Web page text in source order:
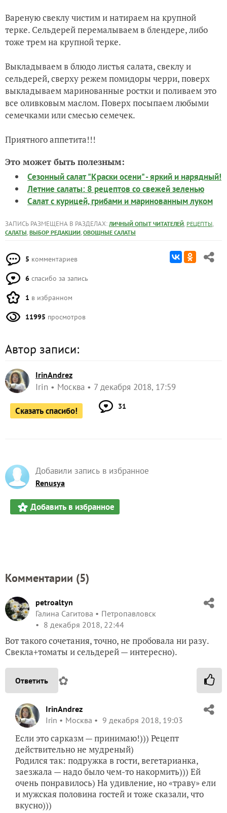
Вареную свеклу чистим и натираем на крупной
терке. Сельдерей перемалываем в блендере, либо
тоже трем на крупной терке.
Выкладываем в блюдо листья салата, свеклу и
сельдерей, сверху режем помидоры черри, поверх
выкладываем маринованные ростки и поливаем это
все оливковым маслом. Поверх посыпаем любыми
семечками или смесью семечек.
Приятного аппетита!!!
Это может быть полезным:
Сезонный салат "Краски осени" - яркий и нарядный!
Летние салаты: 8 рецептов со свежей зеленью
Салат с курицей, грибами и маринованным луком
ЗАПИСЬ РАЗМЕЩЕНА В РАЗДЕЛАХ: ЛИЧНЫЙ ОПЫТ ЧИТАТЕЛЕЙ, РЕЦЕПТЫ,
САЛАТЫ, ВЫБОР РЕДАКЦИИ, ОВОЩНЫЕ САЛАТЫ
5 комментариев
6 спасибо за запись
1 в избранном
11995 просмотров
Автор записи:
IrinAndrez
Irin Москва 7 декабря 2018, 17:59
Сказать спасибо! 31
Добавили запись в избранное
Renusya
Добавить в избранное
Комментарии (5)
petroaltyn
Галина Сагитова
Петропавловск
8 декабря 2018, 22:44
Вот такого сочетания, точно, не пробовала ни разу.
Свекла+томаты и сельдерей — интересно).
Ответить ✿
IrinAndrez
Irin
Москва 9 декабря 2018, 19:03
Если это сарказм — принимаю!))) Рецепт
действительно не мудреный)
Родился так: подружка в гости, вегетарианка,
заезжала — надо было чем-то накормить))) Ей
очень понравилось) На удивление, но «траву» ели
и мужская половина гостей и тоже сказали, что
вкусно)))